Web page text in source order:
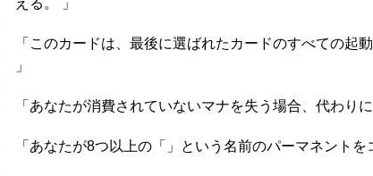
える。 」
「このカードは、最後に選ばれたカードのすべての起
」
「あなたが消費されていないマナを失う場合、代わり
「あなたが8つ以上の「」という名前のパーマネントを